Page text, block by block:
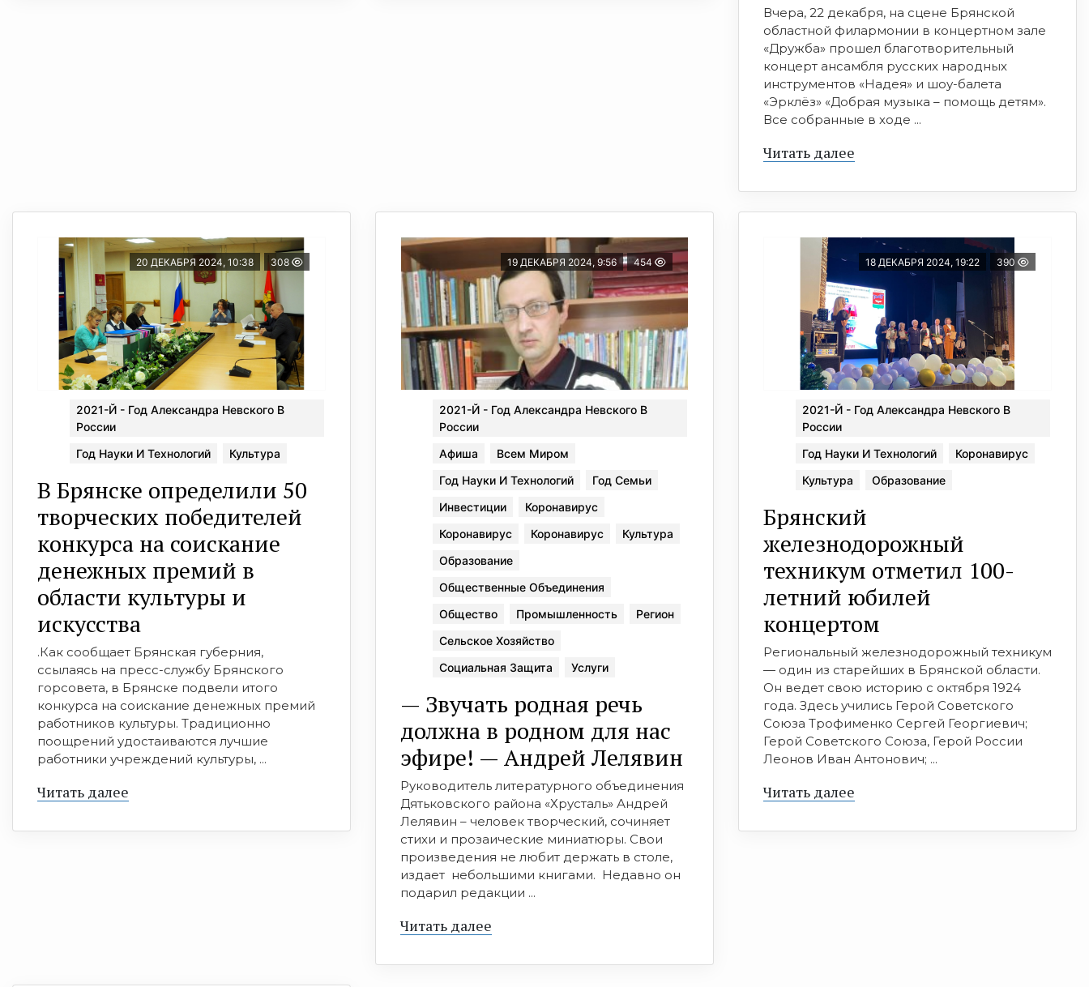
Вчера, 22 декабря, на сцене Брянской
областной филармонии в концертном зале
«Дружба» прошел благотворительный
концерт ансамбля русских народных
инструментов «Надея» и шоу-балета
«Эрклёз» «Добрая музыка – помощь детям».
Все собранные в ходе ...
Читать далее
20 ДЕКАБРЯ 2024, 10:38 308
2021-Й - Год Александра Невского В
России
Год Науки И Технологий
Культура
В Брянске определили 50
творческих победителей
конкурса на соискание
денежных премий в
области культуры и
искусства
.Как сообщает Брянская губерния,
ссылаясь на пресс-службу Брянского
горсовета, в Брянске подвели итого
конкурса на соискание денежных премий
работников культуры. Традиционно
поощрений удостаиваются лучшие
работники учреждений культуры, ...
Читать далее
19 ДЕКАБРЯ 2024, 9:56 454
2021-Й - Год Александра Невского В
России
Афиша
Всем Миром
Год Науки И Технологий
Год Семьи
Инвестиции
Коронавирус
Коронавирус
Коронавирус
Культура
Образование
Общественные Объединения
Общество
Промышленность
Регион
Сельское Хозяйство
Социальная Защита
Услуги
— Звучать родная речь
должна в родном для нас
эфире! — Андрей Лелявин
Руководитель литературного объединения
Дятьковского района «Хрусталь» Андрей
Лелявин – человек творческий, сочиняет
стихи и прозаические миниатюры. Свои
произведения не любит держать в столе,
издает небольшими книгами. Недавно он
подарил редакции ...
Читать далее
18 ДЕКАБРЯ 2024, 19:22 390
2021-Й - Год Александра Невского В
России
Год Науки И Технологий
Коронавирус
Культура
Образование
Брянский
железнодорожный
техникум отметил 100-
летний юбилей
концертом
Региональный железнодорожный техникум
— один из старейших в Брянской области.
Он ведет свою историю с октября 1924
года. Здесь учились Герой Советского
Союза Трофименко Сергей Георгиевич;
Герой Советского Союза, Герой России
Леонов Иван Антонович; ...
Читать далее